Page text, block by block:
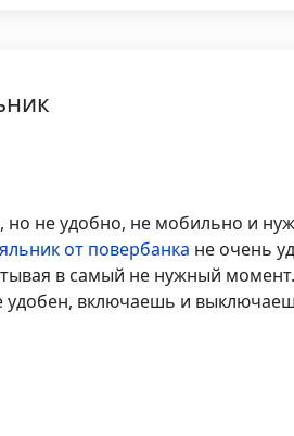
но не удобно, не мобильно и
от повербанка не очень
в самый не нужный момент.
удобен, включаешь и